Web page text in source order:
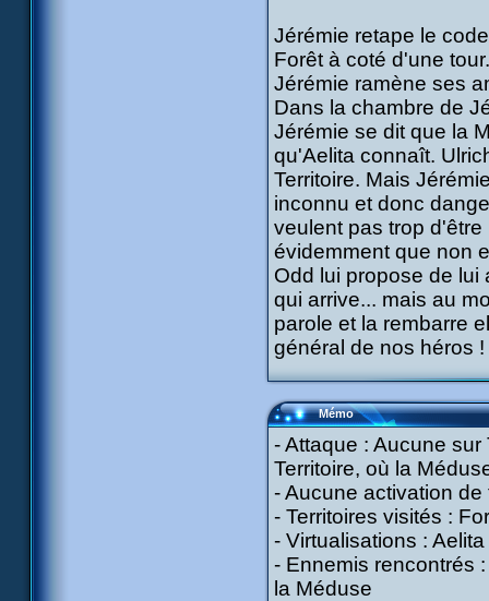
Jérémie retape le
Forêt à coté d'une
Jérémie ramène ses
Dans la chambre de
Jérémie se dit que la
qu'Aelita connaît.
Territoire. Mais
inconnu et donc
veulent pas trop
évidemment que non
Odd lui propose de lui
qui arrive... mais au
parole et la rembarre
général de nos héros !
Mémo
- Attaque : Aucune
Territoire, où la
- Aucune activation
- Territoires visités :
- Virtualisations :
- Ennemis rencontrés
la Méduse